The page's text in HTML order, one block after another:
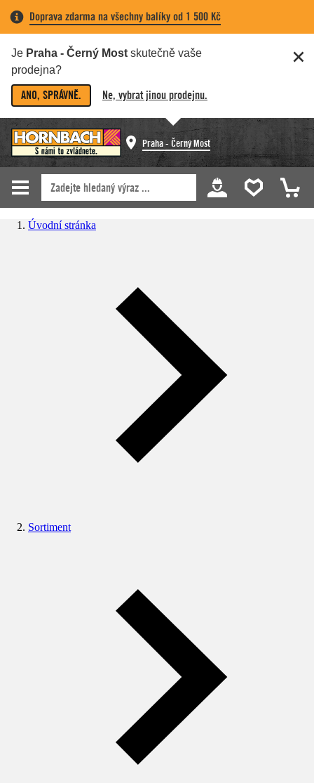
Doprava zdarma na všechny balíky od 1 500 Kč
Je Praha - Černý Most skutečně vaše
prodejna?
ANO, SPRÁVNĚ. Ne, vybrat jinou prodejnu.
Praha - Černý Most
Úvodní stránka
Sortiment